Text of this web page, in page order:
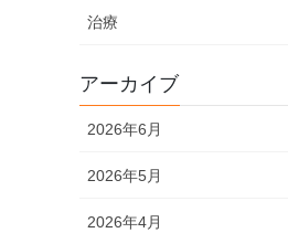
治療
アーカイブ
2026年6月
2026年5月
2026年4月